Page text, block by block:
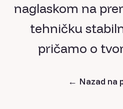
naglaskom na
tehničku
pričamo o
← Nazad na